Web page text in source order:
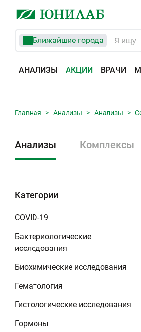
Ближайшие города
АНАЛИЗЫ АКЦИИ ВРАЧИ
Главная Анализы Анализы
Анализы Комплексы
Категории
COVID-19
Бактериологические
исследования
Биохимические исследования
Гематология
Гистологические исследования
Гормоны